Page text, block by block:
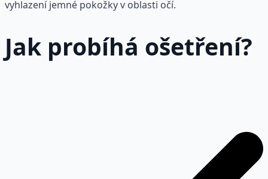
vyhlazení jemné pokožky v oblasti očí.
Jak probíhá ošetření?